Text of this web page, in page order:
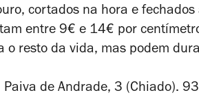
cortados na hora e
entre 9€ e 14€ por
o resto da vida, mas podem
Paiva de Andrade, 3 (Chiado).